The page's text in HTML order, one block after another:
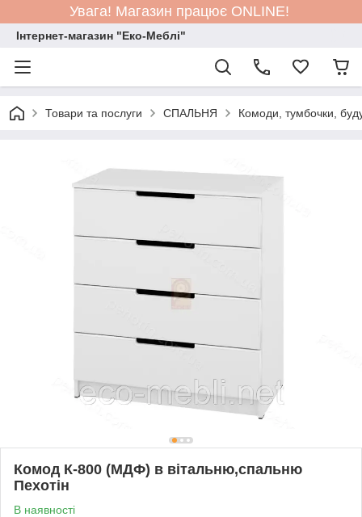
Увага! Магазин працює ONLINE!
Інтернет-магазин "Еко-Меблі"
Товари та послуги СПАЛЬНЯ Комоди, тумбочки,
Комод К-800 (МДФ) в вітальню,спальню
Пехотін
В наявності